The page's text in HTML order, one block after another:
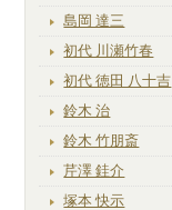
島岡 達三
初代 川瀬竹春
初代 徳田 八十吉
鈴木 治
鈴木 竹朋斎
芹澤 銈介
塚本 快示